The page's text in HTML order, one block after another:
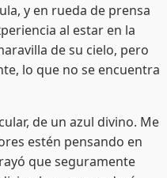
y en rueda de prensa
al estar en la
de su cielo, pero
lo que no se encuentra
de un azul divino. Me
estén pensando en
que seguramente